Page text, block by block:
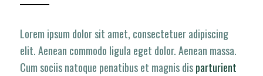
Lorem ipsum dolor sit amet, consectetuer adipiscing
elit. Aenean commodo ligula eget dolor. Aenean massa.
Cum sociis natoque penatibus et magnis disparturient